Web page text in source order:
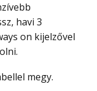
havi 3
on kijelzővel
megy.